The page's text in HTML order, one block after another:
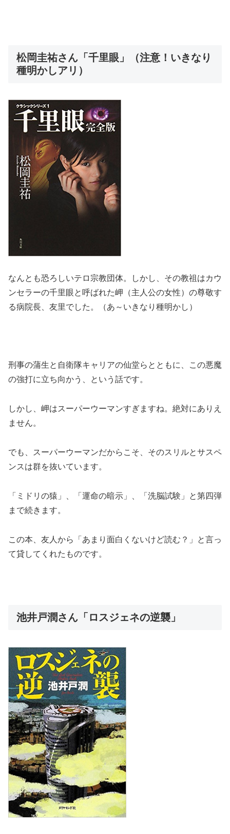
松岡圭祐さん「千里眼」（注意！いきなり
種明かしアリ）
なんとも恐ろしいテロ宗教団体。しかし、その教祖はカウ
ンセラーの千里眼と呼ばれた岬（主人公の女性）の尊敬す
る病院長、友里でした。（あ～いきなり種明かし）
刑事の蒲生と自衛隊キャリアの仙堂らとともに、この悪魔
の強打に立ち向かう、という話です。
しかし、岬はスーパーウーマンすぎますね。絶対にありえ
ません。
でも、スーパーウーマンだからこそ、そのスリルとサスペ
ンスは群を抜いています。
「ミドリの猿」、「運命の暗示」、「洗脳試験」と第四弾
まで続きます。
この本、友人から「あまり面白くないけど読む？」と言っ
て貸してくれたものです。
池井戸潤さん「ロスジェネの逆襲」